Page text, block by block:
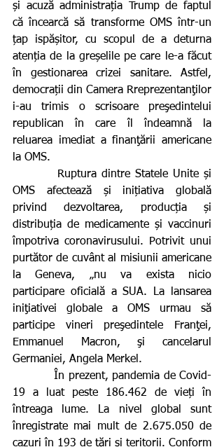
și acuză administrația Trump de faptul
că încearcă să transforme OMS într-un
țap ispășitor, cu scopul de a deturna
atenția de la greșelile pe care le-a făcut
în gestionarea crizei sanitare. Astfel,
democrații din Camera Rreprezentanţilor
i-au trimis o scrisoare preşedintelui
republican în care îl îndeamnă la
reluarea imediat a finanţării americane
la OMS.
OMS afectează și inițiativa globală
privind dezvoltarea, producția și
distribuția de medicamente și vaccinuri
împotriva coronavirusului. Potrivit unui
purtător de cuvânt al misiunii americane
la Geneva, „nu va exista nicio
participare oficială a SUA. La lansarea
iniţiativei globale a OMS urmau să
participe vineri preşedintele Franţei,
Emmanuel Macron, şi cancelarul
Germaniei, Angela Merkel.
           În prezent, pandemia de Covid-
19 a luat peste 186.462 de vieți în
întreaga lume. La nivel global sunt
înregistrate mai mult de 2.675.050 de
cazuri în 193 de țări și teritorii. Conform